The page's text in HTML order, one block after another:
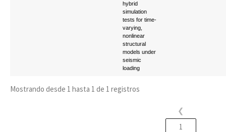
hybrid
simulation
tests for time-
varying,
nonlinear
structural
models under
seismic
loading
Mostrando desde 1 hasta 1 de 1 registros
❮
1